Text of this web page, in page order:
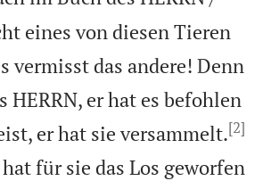
eines von diesen Tieren
vermisst das andere! Denn
HERRN, er hat es befohlen
er hat sie versammelt.[2]
für sie das Los geworfen